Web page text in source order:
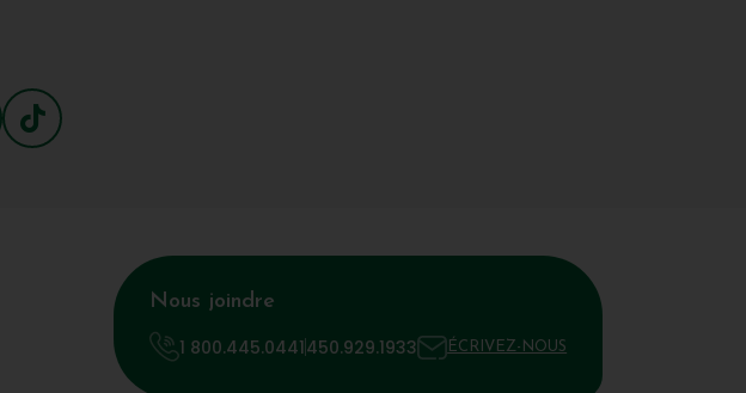
Nous joindre
1 800.445.0441450.929.1933 ÉCRIVEZ-NOUS